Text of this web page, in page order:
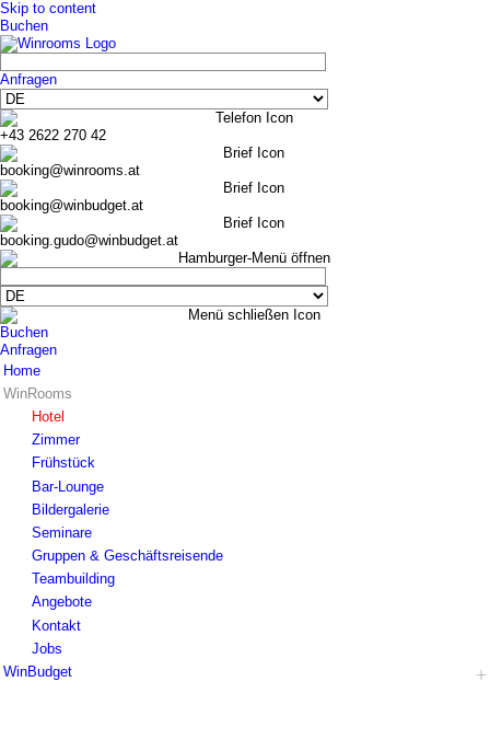
Skip to content
Buchen
Anfragen
+43 2622 270 42
booking@winrooms.at
booking@winbudget.at
booking.gudo@winbudget.at
Buchen
Anfragen
Home
WinRooms
Hotel
Zimmer
Frühstück
Bar-Lounge
Bildergalerie
Seminare
Gruppen & Geschäftsreisende
Teambuilding
Angebote
Kontakt
Jobs
WinBudget